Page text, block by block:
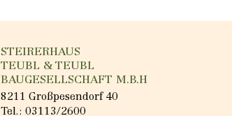
STEIRERHAUS
TEUBL & TEUBL
BAUGESELLSCHAFT M.B.H
8211 Großpesendorf 40
Tel.: 03113/2600